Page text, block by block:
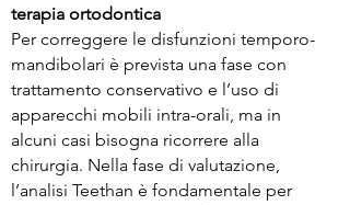
terapia ortodontica
Per correggere le disfunzioni temporo-
mandibolari è prevista una fase con
trattamento conservativo e l’uso di
apparecchi mobili intra-orali, ma in
alcuni casi bisogna ricorrere alla
chirurgia. Nella fase di valutazione,
l’analisi Teethan è fondamentale per